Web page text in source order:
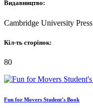
Видавництво:
Cambridge University Press
Кіл-ть сторінок:
80
Fun for Movers Student's Book